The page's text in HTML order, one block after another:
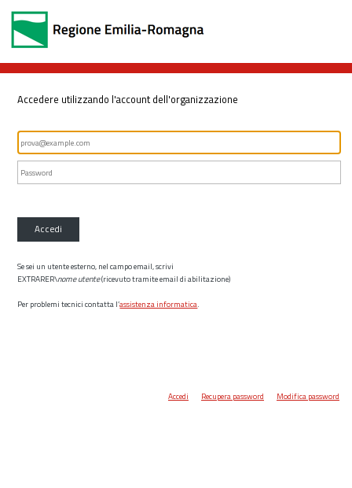
Accedere utilizzando l'account dell'organizzazione
Accedi
Se sei un utente esterno, nel campo email, scrivi
EXTRARER\nome utente(ricevuto tramite email di abilitazione)
Per problemi tecnici contatta l’assistenza informatica.
Accedi Recupera password Modifica password